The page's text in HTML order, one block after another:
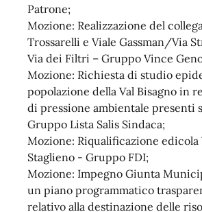
Patrone;
Mozione: Realizzazione del
Trossarelli e Viale Gassman/Via
Via dei Filtri – Gruppo Vince
Mozione: Richiesta di studio
popolazione della Val Bisagno in
di pressione ambientale
Gruppo Lista Salis Sindaca;
Mozione: Riqualificazione edicola
Staglieno - Gruppo FDI;
Mozione: Impegno Giunta
un piano programmatico
relativo alla destinazione delle